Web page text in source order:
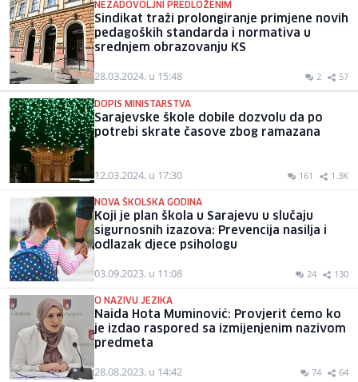
NEZADOVOLJNI PREDLOŽENIM
Sindikat traži prolongiranje primjene novih
pedagoških standarda i normativa u
srednjem obrazovanju KS
28.03.2024. u 15:48 2 57
DOPIS MINISTARSTVA
Sarajevske škole dobile dozvolu da po
potrebi skrate časove zbog ramazana
12.03.2024. u 17:30 161 1.3K
NOVA ŠKOLSKA GODINA
Koji je plan škola u Sarajevu u slučaju
sigurnosnih izazova: Prevencija nasilja i
odlazak djece psihologu
03.09.2023. u 11:08 24 130
O NAZIVU JEZIKA
Naida Hota Muminović: Provjerit ćemo ko
je izdao raspored sa izmijenjenim nazivom
predmeta
28.08.2023. u 14:42 74 64